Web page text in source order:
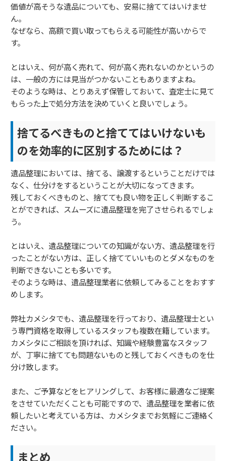
価値が高そうな遺品についても、安易に捨ててはいけませ
ん。
なぜなら、高額で買い取ってもらえる可能性が高いからで
す。
とはいえ、何が高く売れて、何が高く売れないのかというの
は、一般の方には見当がつかないこともありますよね。
そのような時は、とりあえず保管しておいて、査定士に見て
もらった上で処分方法を決めていくと良いでしょう。
捨てるべきものと捨ててはいけないも
のを効率的に区別するためには？
遺品整理においては、捨てる、譲渡するということだけでは
なく、仕分けをするということが大切になってきます。
残しておくべきものと、捨てても良い物を正しく判断するこ
とができれば、スムーズに遺品整理を完了させられるでしょ
う。
とはいえ、遺品整理についての知識がない方、遺品整理を行
ったことがない方は、正しく捨てていいものとダメなものを
判断できないことも多いです。
そのような時は、遺品整理業者に依頼してみることをおすす
めします。
弊社カメシタでも、遺品整理を行っており、遺品整理士とい
う専門資格を取得しているスタッフも複数在籍しています。
カメシタにご相談を頂ければ、知識や経験豊富なスタッフ
が、丁寧に捨てても問題ないものと残しておくべきものを仕
分け致します。
また、ご予算などをヒアリングして、お客様に最適なご提案
をさせていただくことも可能ですので、遺品整理を業者に依
頼したいと考えている方は、カメシタまでお気軽にご連絡く
ださい。
まとめ